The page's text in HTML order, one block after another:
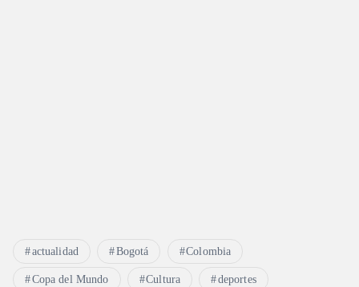
actualidad Bogotá Colombia
Copa del Mundo Cultura deportes